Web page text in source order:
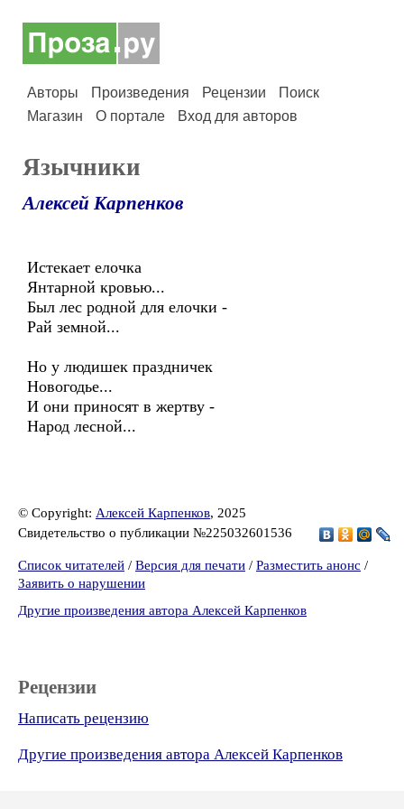
Авторы Произведения Рецензии
Поиск
Магазин
О портале Вход для авторов
Язычники
Алексей Карпенков
Истекает елочка
Янтарной кровью...
Был лес родной для елочки -
Рай земной...
Но у людишек праздничек
Новогодье...
И они приносят в жертву -
Народ лесной...
© Copyright: Алексей Карпенков, 2025
Свидетельство о публикации №225032601536
Список читателей / Версия для печати / Разместить анонс /
Заявить о нарушении
Другие произведения автора Алексей Карпенков
Рецензии
Написать рецензию
Другие произведения автора Алексей Карпенков